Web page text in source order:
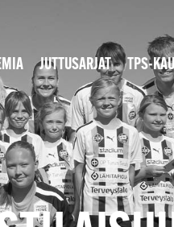
JUTTUSARJAT TPS-